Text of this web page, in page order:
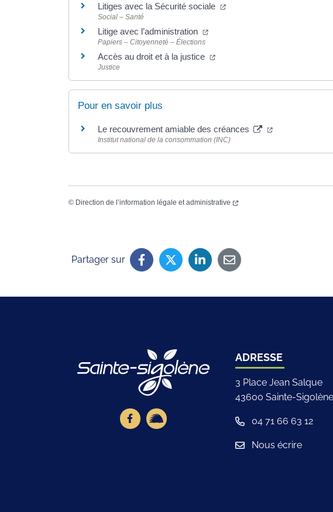
Litiges avec la Sécurité sociale
Social – Santé
Litige avec l’administration
Papiers – Citoyenneté – Élections
Accès au droit et à la justice
Justice
Pour en savoir plus
Le recouvrement amiable des créances
Institut national de la consommation (INC)
© Direction de l’information légale et administrative
Partager sur
Logo Site officiel de la ville
Lien vers le compte Facebook
Lien vers la page illiwap
ADRESSE
3 Place Jean Salque
43600 Sainte-Sigolène
04 71 66 63 12
Nous écrire